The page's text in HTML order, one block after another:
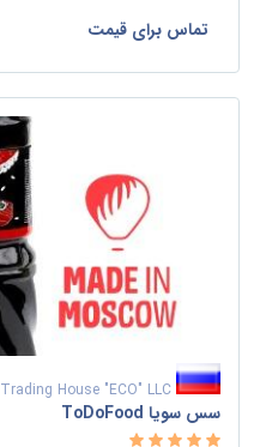
تماس برای قیمت
Trading House "ECO" LLC
سس سویا ToDoFood